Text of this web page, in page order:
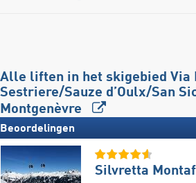
Alle liften in het skigebied Via
Sestriere/​Sauze d’Oulx/​San
Montgenèvre
Beoordelingen
Silvretta